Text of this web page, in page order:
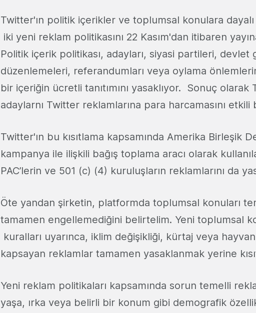
Twitter'ın politik içerikler ve toplumsal konulara
iki yeni reklam politikasını 22 Kasım'dan itibaren
Politik içerik politikası, adayları, siyasi partileri, devlet
düzenlemeleri, referandumları veya oylama
bir içeriğin ücretli tanıtımını yasaklıyor. Sonuç
adaylarnı Twitter reklamlarına para harcamasını etkili
Twitter'ın bu kısıtlama kapsamında Amerika Birleşik
kampanya ile ilişkili bağış toplama aracı olarak
PAC’lerin ve 501 (c) (4) kuruluşların reklamlarını da
Öte yandan şirketin, platformda toplumsal konuları
tamamen engellemediğini belirtelim. Yeni toplumsal
kuralları uyarınca, iklim değişikliği, kürtaj veya
kapsayan reklamlar tamamen yasaklanmak yerine
Yeni reklam politikaları kapsamında sorun temelli
yaşa, ırka veya belirli bir konum gibi demografik